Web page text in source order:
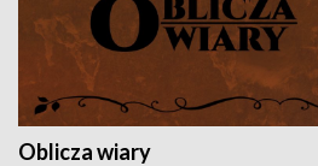
Oblicza wiary